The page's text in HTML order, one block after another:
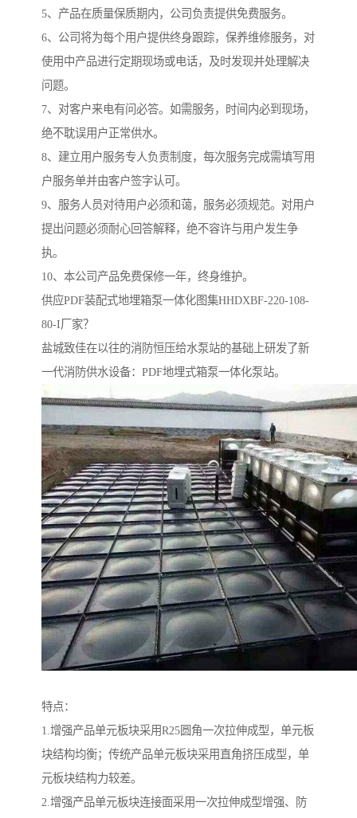
5、产品在质量保质期内，公司负责提供免费服务。
6、公司将为每个用户提供终身跟踪，保养维修服务，对
使用中产品进行定期现场或电话，及时发现并处理解决
问题。
7、对客户来电有问必答。如需服务，时间内必到现场，
绝不耽误用户正常供水。
8、建立用户服务专人负责制度，每次服务完成需填写用
户服务单并由客户签字认可。
9、服务人员对待用户必须和蔼，服务必须规范。对用户
提出问题必须耐心回答解释，绝不容许与用户发生争
执。
10、本公司产品免费保修一年，终身维护。
供应PDF装配式地埋箱泵一体化图集HHDXBF-220-108-
80-I厂家？
盐城致佳在以往的消防恒压给水泵站的基础上研发了新
一代消防供水设备：PDF地埋式箱泵一体化泵站。
特点：
1.增强产品单元板块采用R25圆角一次拉伸成型，单元板
块结构均衡；传统产品单元板块采用直角挤压成型，单
元板块结构力较差。
2.增强产品单元板块连接面采用一次拉伸成型增强、防